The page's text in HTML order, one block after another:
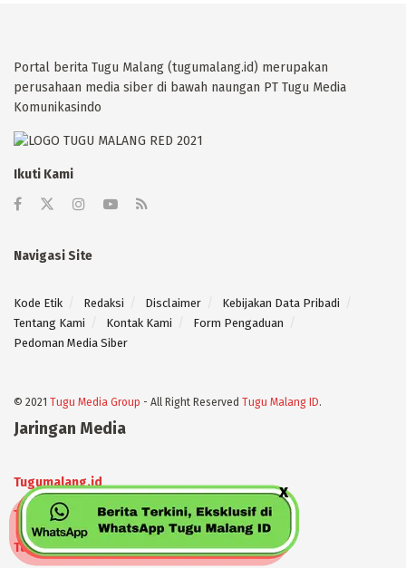
Portal berita Tugu Malang (tugumalang.id) merupakan
perusahaan media siber di bawah naungan PT Tugu Media
Komunikasindo
Ikuti Kami
Navigasi Site
Kode Etik Redaksi Disclaimer
Kebijakan Data Pribadi
Tentang Kami
Kontak Kami
Form Pengaduan
Pedoman Media Siber
© 2021 Tugu Media Group - All Right Reserved Tugu Malang ID.
Jaringan Media
Tugumalang.id
Tugujatim.id
Tugusehat.id